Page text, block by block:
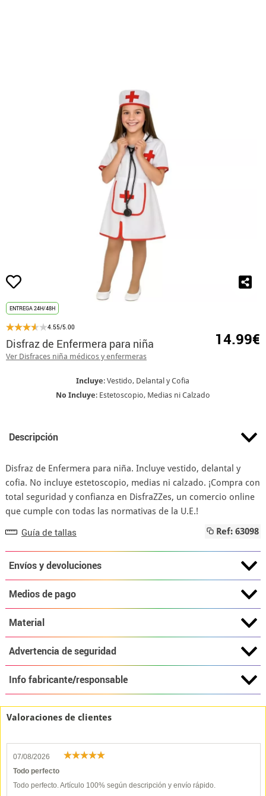
ENTREGA 24H/48H
4.55/5.00
Disfraz de Enfermera para niña
Ver Disfraces niña médicos y enfermeras
14.99€
Incluye: Vestido, Delantal y Cofia
No Incluye: Estetoscopio, Medias ni Calzado
Descripción
Disfraz de Enfermera para niña. Incluye vestido, delantal y
cofia. No incluye estetoscopio, medias ni calzado. ¡Compra con
total seguridad y confianza en DisfraZZes, un comercio online
que cumple con todas las normativas de la U.E.!
Guía de tallas Ref: 63098
Envíos y devoluciones
Medios de pago
Material
Advertencia de seguridad
Info fabricante/responsable
Valoraciones de clientes
07/08/2026
Todo perfecto
Todo perfecto. Artículo 100% según descripción y envío rápido.